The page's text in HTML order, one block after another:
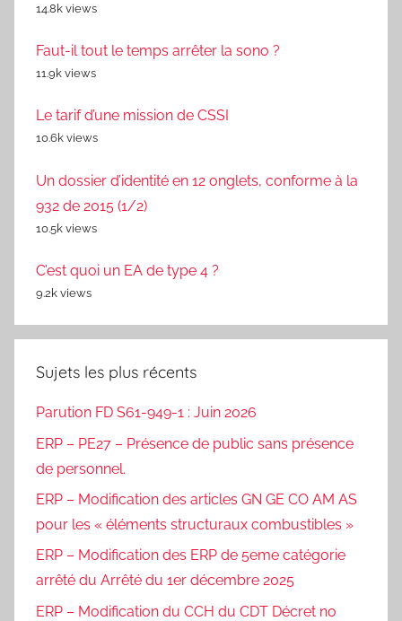
14.8k views
Faut-il tout le temps arrêter la sono ?
11.9k views
Le tarif d’une mission de CSSI
10.6k views
Un dossier d’identité en 12 onglets, conforme à la
932 de 2015 (1/2)
10.5k views
C’est quoi un EA de type 4 ?
9.2k views
Sujets les plus récents
Parution FD S61-949-1 : Juin 2026
ERP – PE27 – Présence de public sans présence
de personnel.
ERP – Modification des articles GN GE CO AM AS
pour les « éléments structuraux combustibles »
ERP – Modification des ERP de 5eme catégorie
arrêté du Arrêté du 1er décembre 2025
ERP – Modification du CCH du CDT Décret no